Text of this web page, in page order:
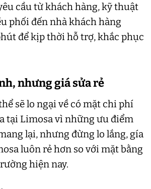
cầu từ khách hàng, kỹ thuật
phối đến nhà khách hàng
để kịp thời hỗ trợ, khắc phục
nhưng giá sửa rẻ
sẽ lo ngại về có mặt chi phí
tại Limosa vì những ưu điểm
lại, nhưng đừng lo lắng, gía
luôn rẻ hơn so với mặt bằng
hiện nay.